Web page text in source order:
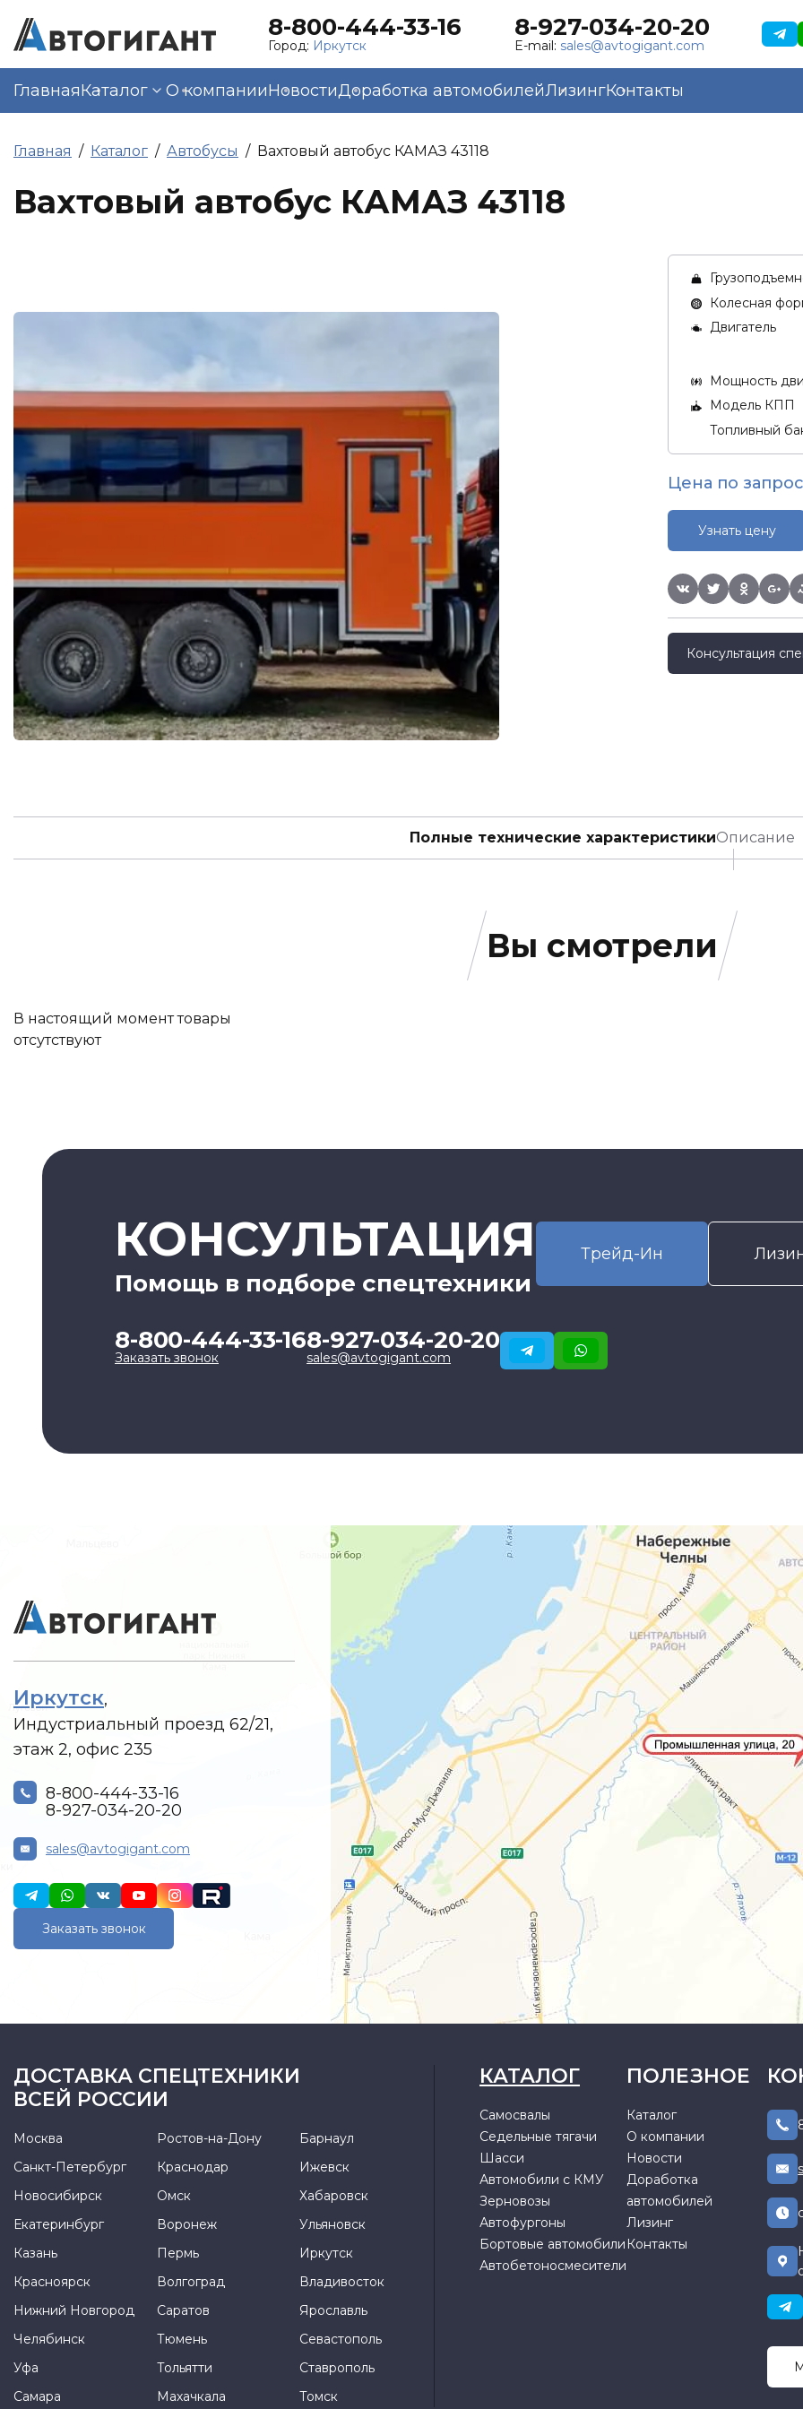
8-800-444-33-16
Город: Иркутск
8-927-034-20-20
E-mail: sales@avtogigant.com
ГлавнаяКаталог О компанииНовостиДоработка автомобилейЛизингКонтакты
Главная Каталог Автобусы Вахтовый автобус КАМАЗ 43118
Вахтовый автобус КАМАЗ 43118
Колесная
Двигатель
Мощность
Модель КПП
Топливный
Цена по
Узнать цену
Консультация
Полные технические характеристикиОписание
Вы смотрели
В настоящий момент товары
отсутствуют
КОНСУЛЬТАЦИЯ
Помощь в подборе спецтехники
Трейд-Ин
8-800-444-33-16
Заказать звонок
8-927-034-20-20
sales@avtogigant.com
Иркутск,
Индустриальный проезд 62/21,
этаж 2, офис 235
8-800-444-33-16
8-927-034-20-20
sales@avtogigant.com
Заказать звонок
ДОСТАВКА СПЕЦТЕХНИКИ
ВСЕЙ РОССИИ
Москва Ростов-на-Дону
Барнаул
Санкт-Петербург
Краснодар
Ижевск
Новосибирск
Омск
Хабаровск
Екатеринбург
Воронеж
Ульяновск
Казань
Пермь
Иркутск
Красноярск
Волгоград
Владивосток
Нижний Новгород
Саратов
Ярославль
Челябинск
Тюмень
Севастополь
Уфа
Тольятти
Ставрополь
Самара
Махачкала Томск
КАТАЛОГ
Самосвалы
Седельные тягачи
Шасси
Автомобили с КМУ
Зерновозы
Автофургоны
Бортовые автомобили
Автобетоносмесители
ПОЛЕЗНОЕ
Каталог
О компании
Новости
Доработка
автомобилей
Лизинг
Контакты